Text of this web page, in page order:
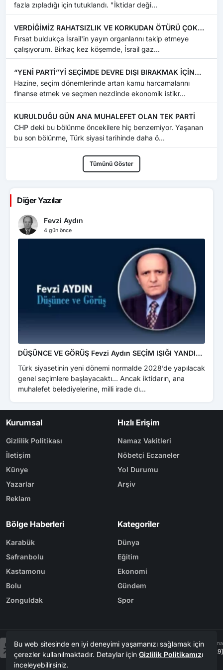
fazla zıpladığı için tutuklandı. "İktidar deği...
VERDİĞİMİZ RAHATSIZLIK VE KORKUDAN ÖTÜRÜ ÇOK
KEYİFLİYİZ !
Fırsat buldukça İsrail'in yayın organlarını takip etmeye
çalışıyorum. Birkaç kez köşemde, İsrail gaz...
“YENİ PARTİ”Yİ SEÇİMDE DEVRE DIŞI BIRAKMAK İÇİN
DÜĞMEYE Mİ BASILDI ?
Hazine, seçim dönemlerinde artan kamu harcamalarını
finanse etmek ve seçmen nezdinde ekonomik istikr...
KURULDUĞU GÜN ANA MUHALEFET OLAN TEK PARTİ
CHP deki bu bölünme öncekilere hiç benzemiyor. Yaşanan
bu son bölünme, Türk siyasi tarihinde daha ö...
Tümünü Göster
Diğer Yazılar
Fevzi Aydın
4 gün önce
DÜŞÜNCE VE GÖRÜŞ Fevzi Aydın SEÇİM IŞIĞI YANDI…
Türk siyasetinin yeni dönemi normalde 2028’de yapılacak
genel seçimlere başlayacaktı… Ancak iktidarın, ana
muhalefet belediyelerine, milli irade dı...
Kurumsal
Gizlilik Politikası
İletişim
Künye
Yazarlar
Reklam
Hızlı Erişim
Namaz Vakitleri
Nöbetçi Eczaneler
Yol Durumu
Arşiv
Bölge Haberleri
Karabük
Safranbolu
Kastamonu
Bolu
Zonguldak
Kategoriler
Dünya
Eğitim
Ekonomi
Gündem
Spor
Tasarım & Yazılım
KeremER
Tema
Mevzu² [v1.3.9]
Bu web sitesinde en iyi deneyimi yaşamanızı sağlamak için
çerezler kullanılmaktadır. Detaylar için Gizlilik Politikamızı
inceleyebilirsiniz.